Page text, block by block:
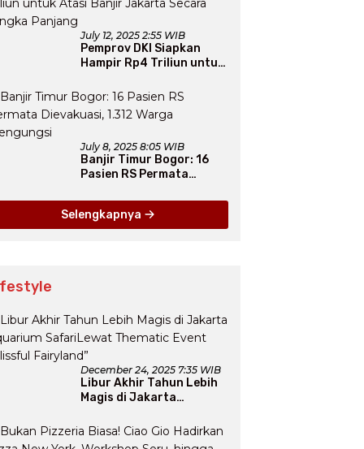
July 12, 2025 2:55 WIB
Pemprov DKI Siapkan
Hampir Rp4 Triliun untuk
Secara Jangka Panjang
July 8, 2025 8:05 WIB
Banjir Timur Bogor: 16
Pasien RS Permata
Mengungsi
Selengkapnya
December 24, 2025 7:35 WIB
Libur Akhir Tahun Lebih
Magis di Jakarta
Thematic Event “Blissful
Fairyland”